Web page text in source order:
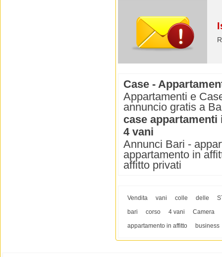
Case -
Appartamenti e
annuncio gratis a
case appartamenti
4 vani
Annunci Bari -
appartamento in
affitto privati
Vendita vani colle delle
bari
corso 4 vani
Camera
appartamento in affitto
business